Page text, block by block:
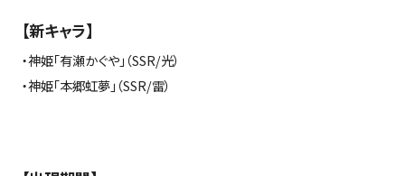
【新キャラ】
・神姫「有瀬かぐや」（SSR/光）
・神姫「本郷虹夢」（SSR/雷）